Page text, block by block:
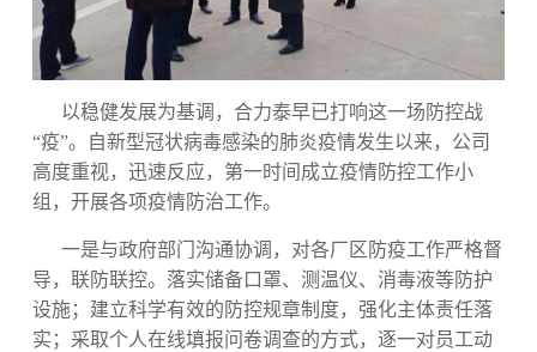
以稳健发展为基调，合力泰早已打响这一场防控战
“疫”。自新型冠状病毒感染的肺炎疫情发生以来，公司
高度重视，迅速反应，第一时间成立疫情防控工作小
组，开展各项疫情防治工作。
一是与政府部门沟通协调，对各厂区防疫工作严格督
导，联防联控。落实储备口罩、测温仪、消毒液等防护
设施；建立科学有效的防控规章制度，强化主体责任落
实；采取个人在线填报问卷调查的方式，逐一对员工动